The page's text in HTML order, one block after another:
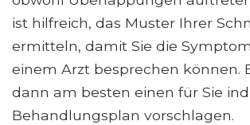
ist hilfreich, das Muster Ihrer
ermitteln, damit Sie die
einem Arzt besprechen können.
dann am besten einen für Sie
Behandlungsplan vorschlagen.